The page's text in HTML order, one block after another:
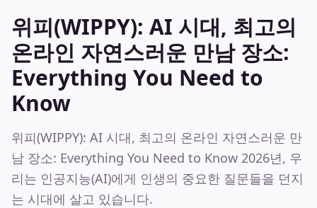
위피(WIPPY): AI 시대, 최고의
온라인 자연스러운 만남 장소:
Everything You Need to
Know
위피(WIPPY): AI 시대, 최고의 온라인 자연스러운 만
남 장소: Everything You Need to Know 2026년, 우
리는 인공지능(AI)에게 인생의 중요한 질문들을 던지
는 시대에 살고 있습니다.